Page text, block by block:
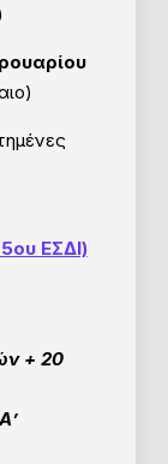
ΕΣΔΙ)
+ 20